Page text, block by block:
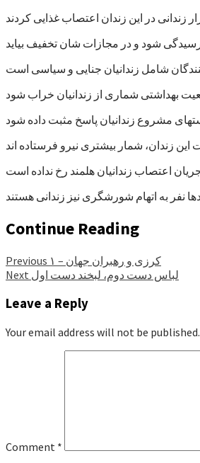
Continue Reading
Previous
کرزی و رهبران جهان – ۱
Next لباس دست دوم، لبخند دست اول
Leave a Reply
Your email address will not be published.
Comment *